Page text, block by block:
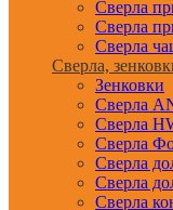
Сверла
Сверла
Сверла
Сверла,
Зенковки
Сверла
Сверла
Сверла
Сверла
Сверла
Сверла